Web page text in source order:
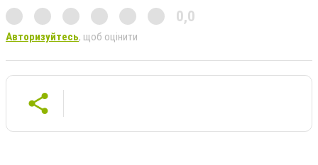
0,0
Авторизуйтесь, щоб оцінити